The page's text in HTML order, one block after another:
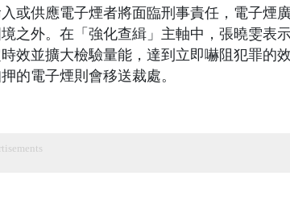
或供應電子煙者將面臨刑事責任，電子煙
之外。在「強化查緝」主軸中，張曉雯表
效並擴大檢驗量能，達到立即嚇阻犯罪的
的電子煙則會移送裁處。